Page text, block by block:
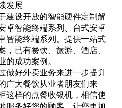
发展
建设开放的智能硬件定制解
卓智能终端系列、台式安卓
智能终端系列。提供一站式
，已有餐饮、旅游、酒店、
的成功案例。
做好外卖业务来进一步提升
广大餐饮从业者朋友们来
这样的点餐收银机，相信使